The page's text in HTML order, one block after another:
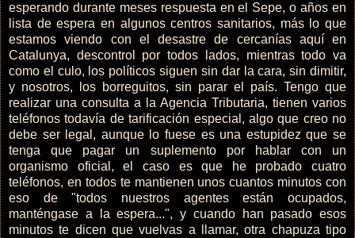
esperando durante meses respuesta en el Sepe, o años en
lista de espera en algunos centros sanitarios, más lo que
estamos viendo con el desastre de cercanías aquí en
Catalunya, descontrol por todos lados, mientras todo va
como el culo, los políticos siguen sin dar la cara, sin dimitir,
y nosotros, los borreguitos, sin parar el país. Tengo que
realizar una consulta a la Agencia Tributaria, tienen varios
teléfonos todavía de tarificación especial, algo que creo no
debe ser legal, aunque lo fuese es una estupidez que se
tenga que pagar un suplemento por hablar con un
organismo oficial, el caso es que he probado cuatro
teléfonos, en todos te mantienen unos cuantos minutos con
eso de "todos nuestros agentes están ocupados,
manténgase a la espera...", y cuando han pasado esos
minutos te dicen que vuelvas a llamar, otra chapuza tipo